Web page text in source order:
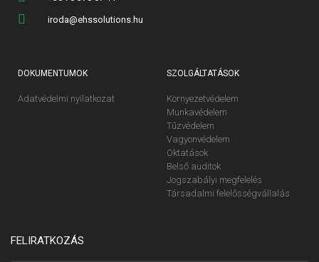
iroda@ehssolutions.hu
DOKUMENTUMOK
Adatvédelmi nyilatkozat
SZOLGÁLTATÁSOK
Környezetvédelem
Munkavédelem
Tűzvédelem
Vagyonvédelem
Oktatások
Belső auditok
Jogszabályi megfelelés
Társadalmi felelősségvállalás
FELIRATKOZÁS